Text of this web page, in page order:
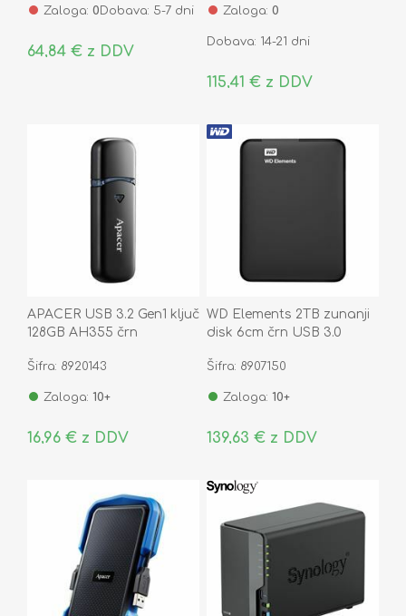
Zaloga: 0 Dobava: 5-7 dni
64,84 € z DDV
Zaloga: 0
Dobava: 14-21 dni
115,41 € z DDV
APACER USB 3.2 Gen1 ključ
128GB AH355 črn
Šifra: 8920143
Zaloga: 10+
16,96 € z DDV
WD Elements 2TB zunanji
disk 6cm črn USB 3.0
Šifra: 8907150
Zaloga: 10+
139,63 € z DDV